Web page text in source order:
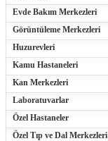
Evde Bakım Merkezleri
Görüntüleme Merkezleri
Huzurevleri
Kamu Hastaneleri
Kan Merkezleri
Laboratuvarlar
Özel Hastaneler
Özel Tıp ve Dal Merkezleri